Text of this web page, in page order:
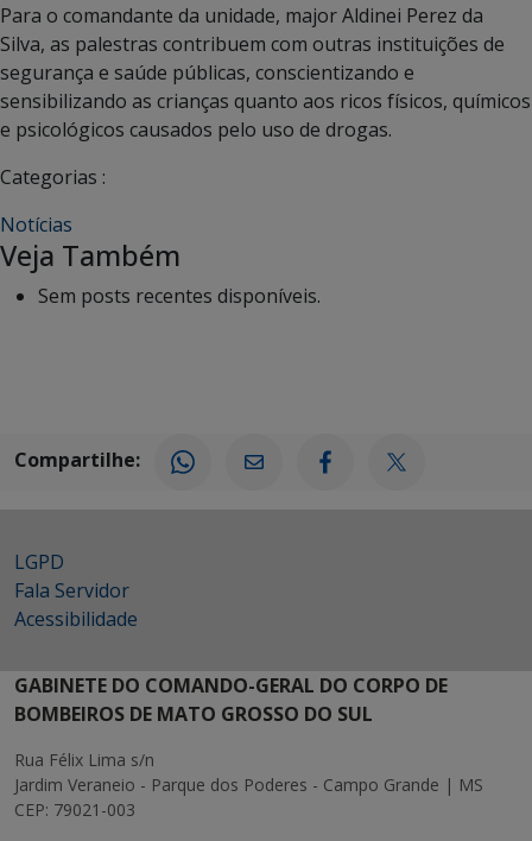
Para o comandante da unidade, major Aldinei Perez da
Silva, as palestras contribuem com outras instituições de
segurança e saúde públicas, conscientizando e
sensibilizando as crianças quanto aos ricos físicos, químicos
e psicológicos causados pelo uso de drogas.
Categorias :
Notícias
Veja Também
Sem posts recentes disponíveis.
Compartilhe:
LGPD
Fala Servidor
Acessibilidade
GABINETE DO COMANDO-GERAL DO CORPO DE
BOMBEIROS DE MATO GROSSO DO SUL
Rua Félix Lima s/n
Jardim Veraneio - Parque dos Poderes - Campo Grande | MS
CEP: 79021-003